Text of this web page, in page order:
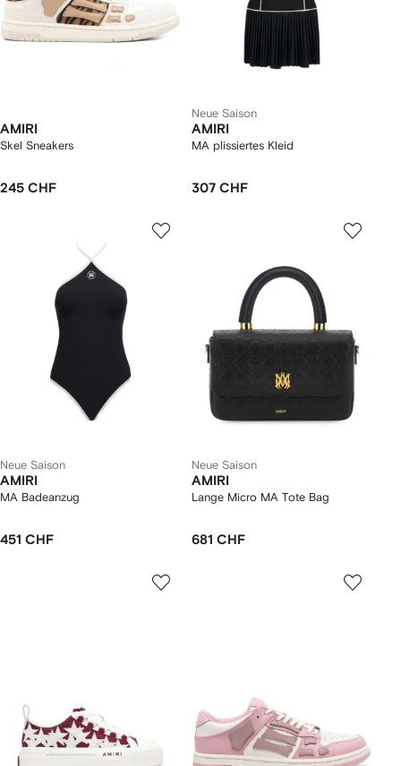
AMIRI
Skel Sneakers
245 CHF
Neue Saison
AMIRI
MA plissiertes Kleid
307 CHF
Neue Saison
AMIRI
MA Badeanzug
451 CHF
Neue Saison
AMIRI
Lange Micro MA Tote Bag
681 CHF